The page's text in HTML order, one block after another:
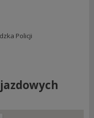
Policji